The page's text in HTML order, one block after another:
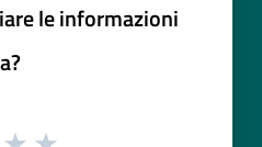
le informazioni